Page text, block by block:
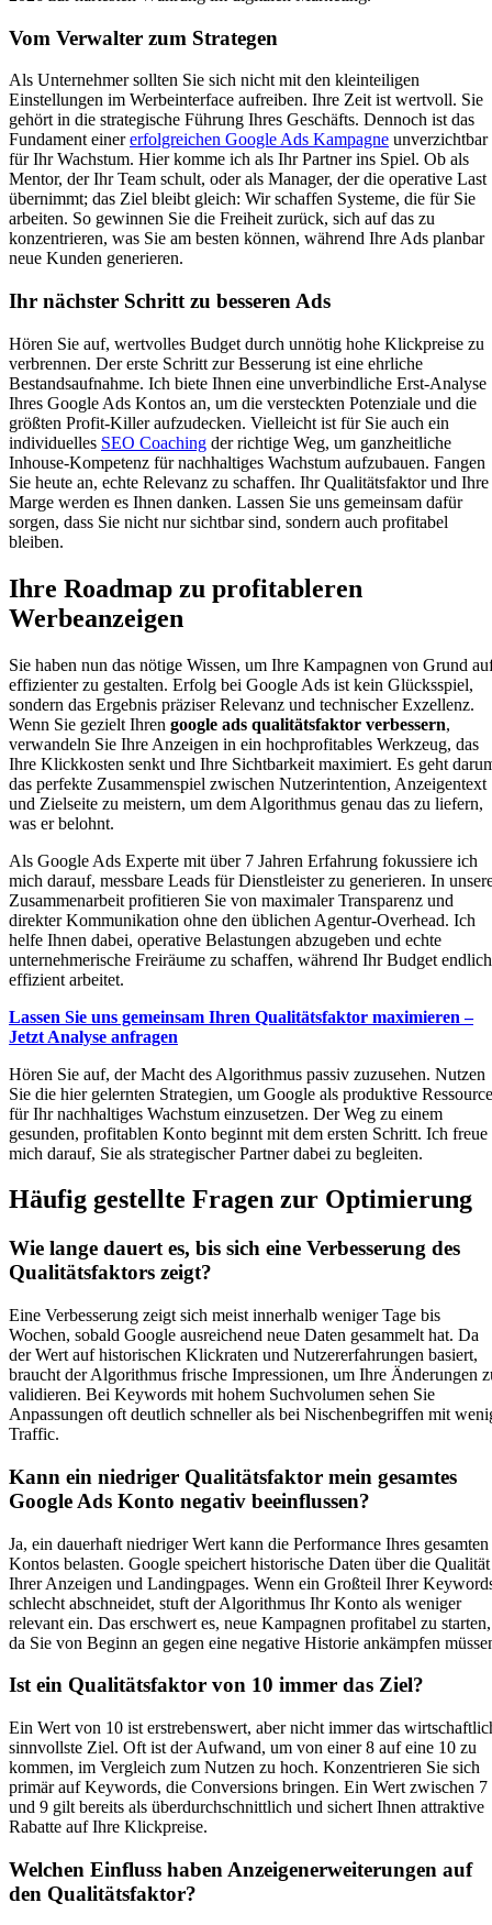
Vom Verwalter zum Strategen
Als Unternehmer sollten Sie sich nicht mit den kleinteiligen
Einstellungen im Werbeinterface aufreiben. Ihre Zeit ist wertvoll. Sie
gehört in die strategische Führung Ihres Geschäfts. Dennoch ist das
Fundament einererfolgreichen Google Ads Kampagne unverzichtbar
für Ihr Wachstum. Hier komme ich als Ihr Partner ins Spiel. Ob als
Mentor, der Ihr Team schult, oder als Manager, der die operative Last
übernimmt; das Ziel bleibt gleich: Wir schaffen Systeme, die für Sie
arbeiten. So gewinnen Sie die Freiheit zurück, sich auf das zu
konzentrieren, was Sie am besten können, während Ihre Ads planbar
neue Kunden generieren.
Ihr nächster Schritt zu besseren Ads
Hören Sie auf, wertvolles Budget durch unnötig hohe Klickpreise zu
verbrennen. Der erste Schritt zur Besserung ist eine ehrliche
Bestandsaufnahme. Ich biete Ihnen eine unverbindliche Erst-Analyse
Ihres Google Ads Kontos an, um die versteckten Potenziale und die
größten Profit-Killer aufzudecken. Vielleicht ist für Sie auch ein
individuelles SEO Coaching der richtige Weg, um ganzheitliche
Inhouse-Kompetenz für nachhaltiges Wachstum aufzubauen. Fangen
Sie heute an, echte Relevanz zu schaffen. Ihr Qualitätsfaktor und Ihre
Marge werden es Ihnen danken. Lassen Sie uns gemeinsam dafür
sorgen, dass Sie nicht nur sichtbar sind, sondern auch profitabel
bleiben.
Ihre Roadmap zu profitableren
Werbeanzeigen
Sie haben nun das nötige Wissen, um Ihre Kampagnen von Grund
effizienter zu gestalten. Erfolg bei Google Ads ist kein Glücksspiel,
sondern das Ergebnis präziser Relevanz und technischer Exzellenz.
Wenn Sie gezielt Ihren google ads qualitätsfaktor verbessern,
verwandeln Sie Ihre Anzeigen in ein hochprofitables Werkzeug, das
Ihre Klickkosten senkt und Ihre Sichtbarkeit maximiert. Es geht
das perfekte Zusammenspiel zwischen Nutzerintention, Anzeigentext
und Zielseite zu meistern, um dem Algorithmus genau das zu liefern,
was er belohnt.
Als Google Ads Experte mit über 7 Jahren Erfahrung fokussiere ich
mich darauf, messbare Leads für Dienstleister zu generieren. In
Zusammenarbeit profitieren Sie von maximaler Transparenz und
direkter Kommunikation ohne den üblichen Agentur-Overhead. Ich
helfe Ihnen dabei, operative Belastungen abzugeben und echte
unternehmerische Freiräume zu schaffen, während Ihr Budget endlich
effizient arbeitet.
Lassen Sie uns gemeinsam Ihren Qualitätsfaktor maximieren –
Jetzt Analyse anfragen
Hören Sie auf, der Macht des Algorithmus passiv zuzusehen. Nutzen
Sie die hier gelernten Strategien, um Google als produktive Ressource
für Ihr nachhaltiges Wachstum einzusetzen. Der Weg zu einem
gesunden, profitablen Konto beginnt mit dem ersten Schritt. Ich freue
mich darauf, Sie als strategischer Partner dabei zu begleiten.
Häufig gestellte Fragen zur Optimierung
Wie lange dauert es, bis sich eine Verbesserung des
Qualitätsfaktors zeigt?
Eine Verbesserung zeigt sich meist innerhalb weniger Tage bis
Wochen, sobald Google ausreichend neue Daten gesammelt hat. Da
der Wert auf historischen Klickraten und Nutzererfahrungen basiert,
braucht der Algorithmus frische Impressionen, um Ihre Änderungen
validieren. Bei Keywords mit hohem Suchvolumen sehen Sie
Anpassungen oft deutlich schneller als bei Nischenbegriffen mit
Traffic.
Kann ein niedriger Qualitätsfaktor mein gesamtes
Google Ads Konto negativ beeinflussen?
Ja, ein dauerhaft niedriger Wert kann die Performance Ihres gesamten
Kontos belasten. Google speichert historische Daten über die Qualität
Ihrer Anzeigen und Landingpages. Wenn ein Großteil Ihrer
schlecht abschneidet, stuft der Algorithmus Ihr Konto als weniger
relevant ein. Das erschwert es, neue Kampagnen profitabel zu starten,
da Sie von Beginn an gegen eine negative Historie ankämpfen
Ist ein Qualitätsfaktor von 10 immer das Ziel?
Ein Wert von 10 ist erstrebenswert, aber nicht immer das
sinnvollste Ziel. Oft ist der Aufwand, um von einer 8 auf eine 10 zu
kommen, im Vergleich zum Nutzen zu hoch. Konzentrieren Sie sich
primär auf Keywords, die Conversions bringen. Ein Wert zwischen 7
und 9 gilt bereits als überdurchschnittlich und sichert Ihnen attraktive
Rabatte auf Ihre Klickpreise.
Welchen Einfluss haben Anzeigenerweiterungen auf
den Qualitätsfaktor?